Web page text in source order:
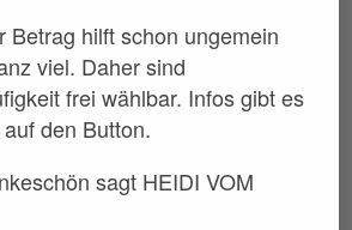
Betrag hilft schon ungemein
viel. Daher sind
frei wählbar. Infos gibt es
den Button.
sagt HEIDI VOM